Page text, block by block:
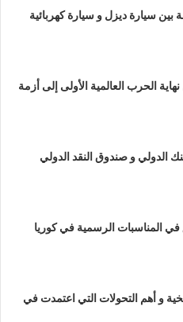
بين سيارة ديزل و سيارة كهربائية
نهاية الحرب العالمية الأولى إلى أزمة
الدولي و صندوق النقد الدولي
في المناسبات الرسمية في كوريا
و أهم التحولات التي اعتمدت في